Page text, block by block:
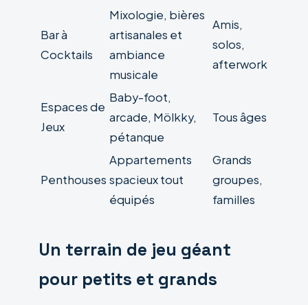
Bar à
Cocktails
Mixologie, bières
artisanales et
ambiance
musicale
Amis,
solos,
afterwork
Espaces de
Jeux
Baby-foot,
arcade, Mölkky,
pétanque
Tous âges
Penthouses
Appartements
spacieux tout
équipés
Grands
groupes,
familles
Un terrain de jeu géant
pour petits et grands